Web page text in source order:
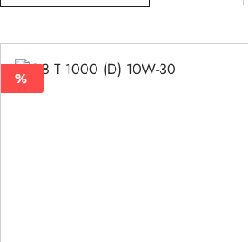
%
%